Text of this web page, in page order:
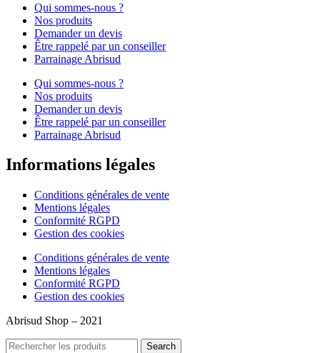
Qui sommes-nous ?
Nos produits
Demander un devis
Être rappelé par un conseiller
Parrainage Abrisud
Qui sommes-nous ?
Nos produits
Demander un devis
Être rappelé par un conseiller
Parrainage Abrisud
Informations légales
Conditions générales de vente
Mentions légales
Conformité RGPD
Gestion des cookies
Conditions générales de vente
Mentions légales
Conformité RGPD
Gestion des cookies
Abrisud Shop – 2021
Search